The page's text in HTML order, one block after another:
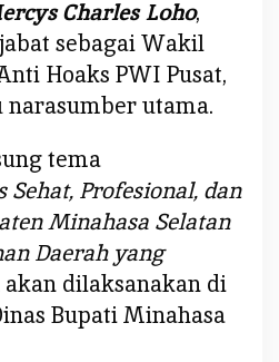
P
u
s
t
F
G
D
P
M
Charles Loho,
sebagai Wakil
Hoaks PWI Pusat,
narasumber utama.
tema
Profesional, dan
Minahasa Selatan
Daerah yang
akan dilaksanakan di
Bupati Minahasa